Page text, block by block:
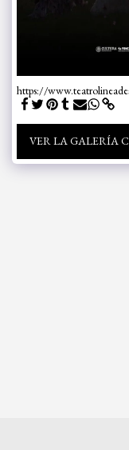
https://
VER LA GALERÍA